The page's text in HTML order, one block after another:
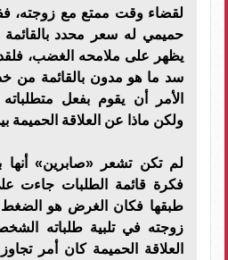
لقضاء وقت ممتع مع زوجته،
يظهر على ملامحه الغضب،
سد ما هو مدون بالقائمة من
الأمر أن يقوم بفعل
ولكن ماذا عن العلاقة الحميمة
لم تكن تشعر «صابرين» أنها
فكرة قائمة الطلبات جاءت
طبقها فكان الغرض هو
زوجته في تلبية طلباته
العلاقة الحميمة كان أمر